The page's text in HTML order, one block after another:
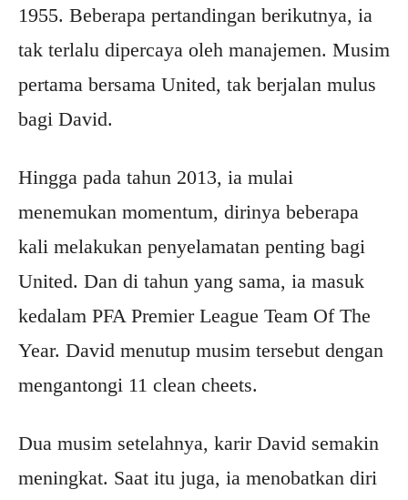
1955. Beberapa pertandingan berikutnya, ia
tak terlalu dipercaya oleh manajemen. Musim
pertama bersama United, tak berjalan mulus
bagi David.
Hingga pada tahun 2013, ia mulai
menemukan momentum, dirinya beberapa
kali melakukan penyelamatan penting bagi
United. Dan di tahun yang sama, ia masuk
kedalam PFA Premier League Team Of The
Year. David menutup musim tersebut dengan
mengantongi 11 clean cheets.
Dua musim setelahnya, karir David semakin
meningkat. Saat itu juga, ia menobatkan diri